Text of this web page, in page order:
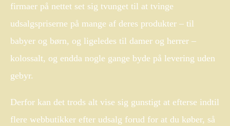
firmaer på nettet set sig tvunget til at tvinge
udsalgspriserne på mange af deres produkter – til
babyer og børn, og ligeledes til damer og herrer –
kolossalt, og endda nogle gange byde på levering uden
gebyr.
Derfor kan det trods alt vise sig gunstigt at efterse indtil
flere webbutikker efter udsalg forud for at du køber, så